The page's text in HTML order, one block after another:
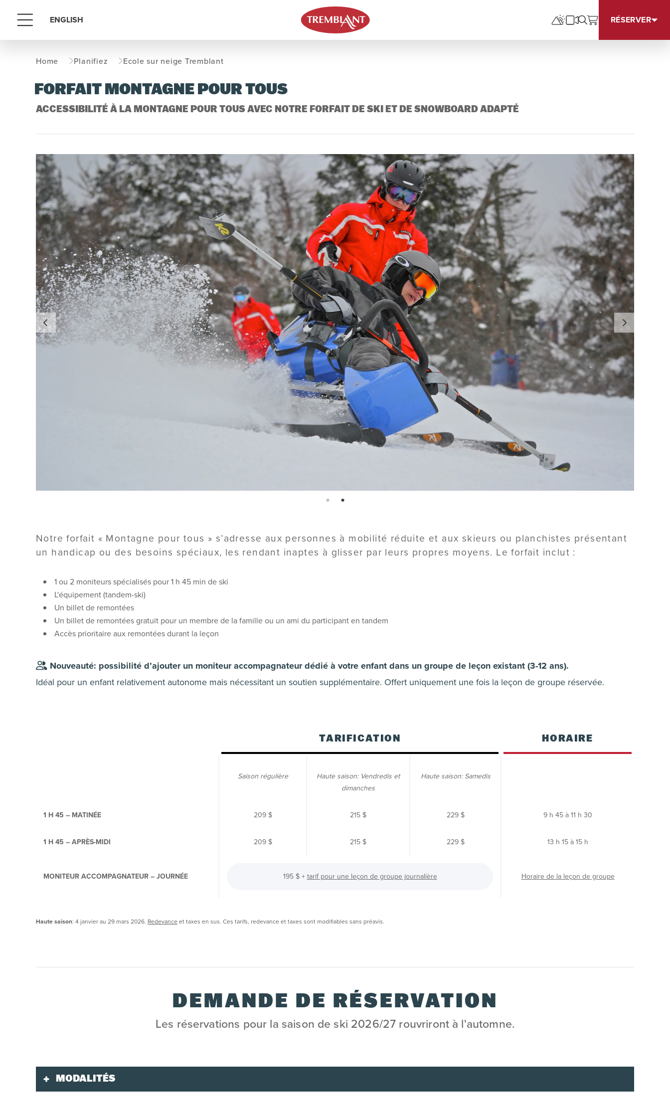
Menu ENGLISH RÉSERVER
Home Planifiez Ecole sur neige Tremblant
FORFAIT MONTAGNE POUR TOUS
ACCESSIBILITÉ À LA MONTAGNE POUR TOUS AVEC NOTRE FORFAIT DE SKI ET DE SNOWBOARD ADAPTÉ
page: 1 page: 2
Notre forfait « Montagne pour tous » s’adresse aux personnes à mobilité réduite et aux skieurs ou planchistes présentant
un handicap ou des besoins spéciaux, les rendant inaptes à glisser par leurs propres moyens. Le forfait inclut :
1 ou 2 moniteurs spécialisés pour 1 h 45 min de ski
L'équipement (tandem-ski)
Un billet de remontées
Un billet de remontées gratuit pour un membre de la famille ou un ami du participant en tandem
Accès prioritaire aux remontées durant la leçon
Nouveauté: possibilité d’ajouter un moniteur accompagnateur dédié à votre enfant dans un groupe de leçon existant (3-12 ans).
Idéal pour un enfant relativement autonome mais nécessitant un soutien supplémentaire. Offert uniquement une fois la leçon de groupe réservée.
TARIFICATION HORAIRE
Saison régulière
Haute saison: Vendredis et
dimanches
Haute saison: Samedis
1 H 45 – MATINÉE 209 $ 215 $ 229 $ 9 h 45 à 11 h 30
1 H 45 – APRÈS-MIDI 209 $ 215 $ 229 $ 13 h 15 à 15 h
MONITEUR ACCOMPAGNATEUR – JOURNÉE 195 $+tarif pour une leçon de groupe journalière Horaire de la leçon de groupe
Haute saison: 4 janvier au 29 mars 2026. Redevance et taxes en sus. Ces tarifs, redevance et taxes sont modifiables sans préavis.
DEMANDE DE RÉSERVATION
Les réservations pour la saison de ski 2026/27 rouvriront à l'automne.
MODALITÉS